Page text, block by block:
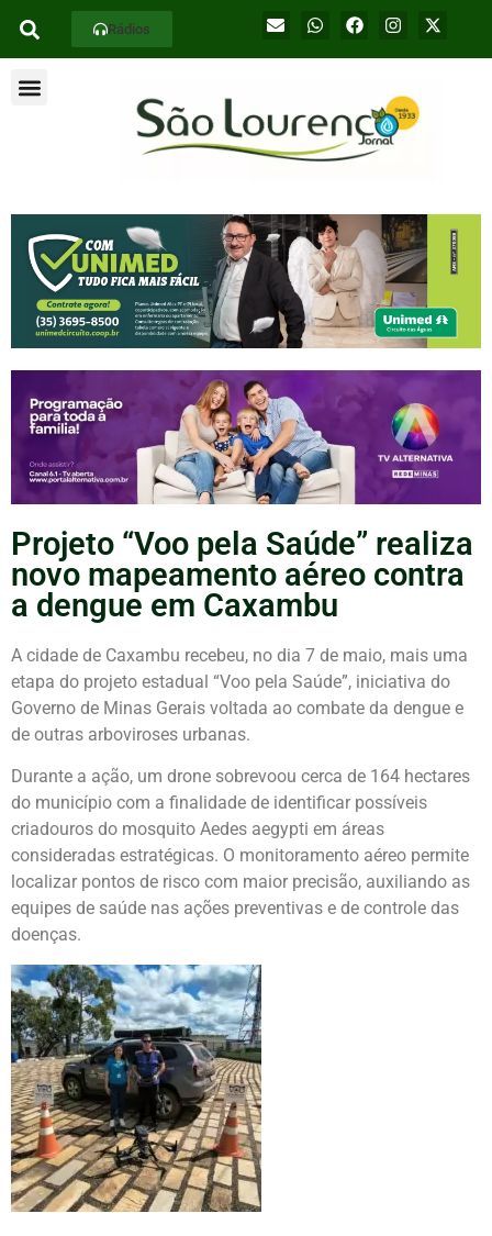
Rádios
Projeto “Voo pela Saúde” realiza
novo mapeamento aéreo contra
a dengue em Caxambu
A cidade de Caxambu recebeu, no dia 7 de maio, mais uma
etapa do projeto estadual “Voo pela Saúde”, iniciativa do
Governo de Minas Gerais voltada ao combate da dengue e
de outras arboviroses urbanas.
Durante a ação, um drone sobrevoou cerca de 164 hectares
do município com a finalidade de identificar possíveis
criadouros do mosquito Aedes aegypti em áreas
consideradas estratégicas. O monitoramento aéreo permite
localizar pontos de risco com maior precisão, auxiliando as
equipes de saúde nas ações preventivas e de controle das
doenças.